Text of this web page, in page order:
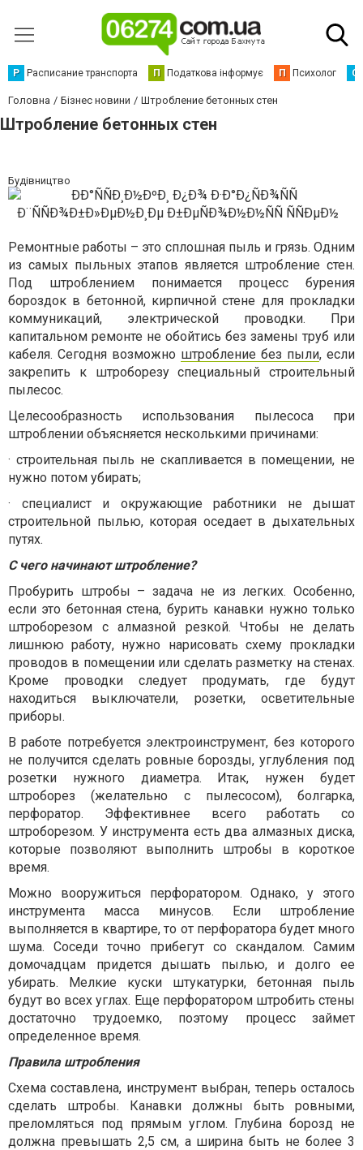
Р Расписание транспорта П Податкова інформує П Психолог С
Головна Бізнес новини Штробление бетонных стен
Штробление бетонных стен
Будівництво
Ремонтные работы – это сплошная пыль и грязь. Одним
из самых пыльных этапов является штробление стен.
Под штроблением понимается процесс бурения
бороздок в бетонной, кирпичной стене для прокладки
коммуникаций, электрической проводки. При
капитальном ремонте не обойтись без замены труб или
кабеля. Сегодня возможно штробление без пыли, если
закрепить к штроборезу специальный строительный
пылесос.
Целесообразность использования пылесоса при
штроблении объясняется несколькими причинами:
· строительная пыль не скапливается в помещении, не
нужно потом убирать;
· специалист и окружающие работники не дышат
строительной пылью, которая оседает в дыхательных
путях.
С чего начинают штробление?
Пробурить штробы – задача не из легких. Особенно,
если это бетонная стена, бурить канавки нужно только
штроборезом с алмазной резкой. Чтобы не делать
лишнюю работу, нужно нарисовать схему прокладки
проводов в помещении или сделать разметку на стенах.
Кроме проводки следует продумать, где будут
находиться выключатели, розетки, осветительные
приборы.
В работе потребуется электроинструмент, без которого
не получится сделать ровные борозды, углубления под
розетки нужного диаметра. Итак, нужен будет
штроборез (желательно с пылесосом), болгарка,
перфоратор. Эффективнее всего работать со
штроборезом. У инструмента есть два алмазных диска,
которые позволяют выполнить штробы в короткое
время.
Можно вооружиться перфоратором. Однако, у этого
инструмента масса минусов. Если штробление
выполняется в квартире, то от перфоратора будет много
шума. Соседи точно прибегут со скандалом. Самим
домочадцам придется дышать пылью, и долго ее
убирать. Мелкие куски штукатурки, бетонная пыль
будут во всех углах. Еще перфоратором штробить стены
достаточно трудоемко, поэтому процесс займет
определенное время.
Правила штробления
Схема составлена, инструмент выбран, теперь осталось
сделать штробы. Канавки должны быть ровными,
преломляться под прямым углом. Глубина борозд не
должна превышать 2,5 см, а ширина быть не более 3